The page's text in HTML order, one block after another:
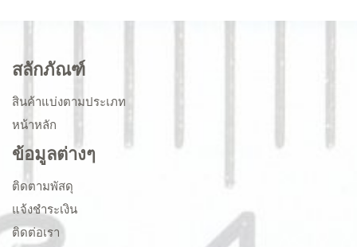
สลักภัณฑ์
สินค้าแบ่งตามประเภท
หน้าหลัก
ข้อมูลต่างๆ
ติดตามพัสดุ
แจ้งชำระเงิน
ติดต่อเรา